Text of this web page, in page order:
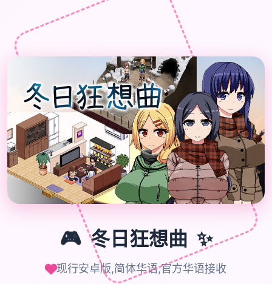
🎮
🎮 冬日狂想曲 ✨
现行安卓版,简体华语,官方华语接收